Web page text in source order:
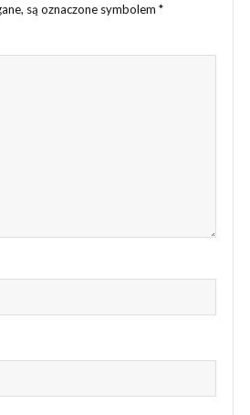
są oznaczone symbolem *